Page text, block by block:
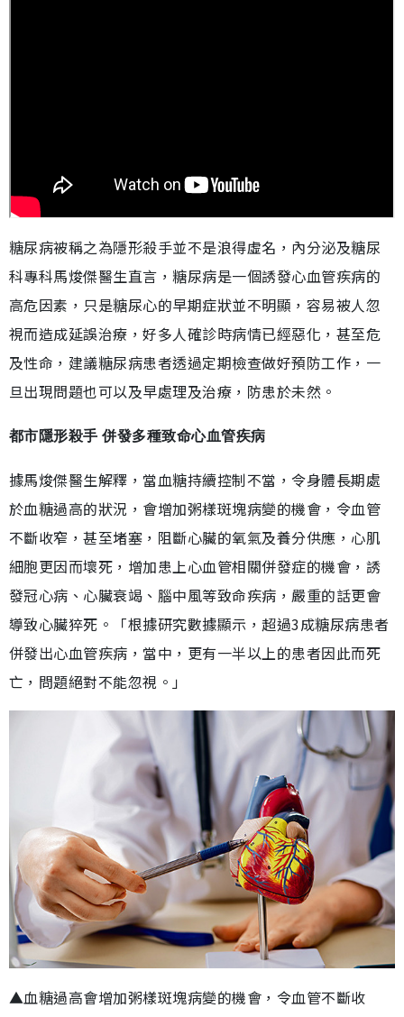
糖尿病被稱之為隱形殺手並不是浪得虛名，內分泌及糖尿
科專科馬焌傑醫生直言，糖尿病是一個誘發心血管疾病的
高危因素，只是糖尿心的早期症狀並不明顯，容易被人忽
視而造成延誤治療，好多人確診時病情已經惡化，甚至危
及性命，建議糖尿病患者透過定期檢查做好預防工作，一
旦出現問題也可以及早處理及治療，防患於未然。
都市隱形殺手 併發多種致命心血管疾病
據馬焌傑醫生解釋，當血糖持續控制不當，令身體長期處
於血糖過高的狀況，會增加粥樣斑塊病變的機會，令血管
不斷收窄，甚至堵塞，阻斷心臟的氧氣及養分供應，心肌
細胞更因而壞死，增加患上心血管相關併發症的機會，誘
發冠心病、心臟衰竭、腦中風等致命疾病，嚴重的話更會
導致心臟猝死。「根據研究數據顯示，超過3成糖尿病患者
併發出心血管疾病，當中，更有一半以上的患者因此而死
亡，問題絕對不能忽視。」
▲血糖過高會增加粥樣斑塊病變的機會，令血管不斷收